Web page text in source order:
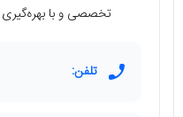
تخصصی و با بهره‌گیری
تلفن: